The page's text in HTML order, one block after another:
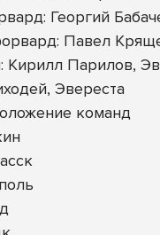
Георгий
Павел
Кирилл Парилов,
Эвереста
команд